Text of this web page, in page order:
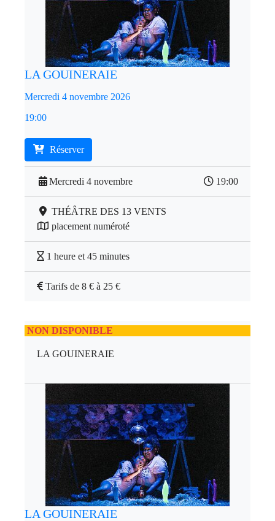
LA GOUINERAIE
Mercredi 4 novembre 2026
19:00
Réserver
Mercredi 4 novembre 19:00
THÉÂTRE DES 13 VENTS
placement numéroté
1 heure et 45 minutes
Tarifs de 8 € à 25 €
NON DISPONIBLE
LA GOUINERAIE
LA GOUINERAIE